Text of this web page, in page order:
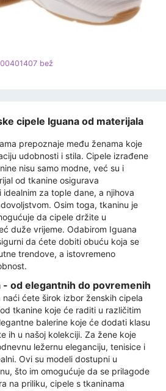
bež
cipele Iguana od materijala
prepoznaje među ženama koje
udobnosti i stila. Cipele izrađene
nisu samo modne, već su i
od tkanine osigurava
za tople dane, a njihova
Osim toga, tkaninu je
da cipele držite u
duže vrijeme. Odabirom Iguana
da ćete dobiti obuću koja se
trendove, a istovremeno
- od elegantnih do povremenih
ćete širok izbor ženskih cipela
tkanine koje će raditi u različitim
balerine koje će dodati klasu
ih u našoj kolekciji. Za žene koje
ležernu eleganciju, tenisice i
Ovi su modeli dostupni u
što im omogućuje da se prilagode
na priliku, cipele s tkaninama